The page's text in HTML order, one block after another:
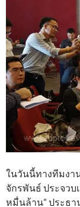
ในวันนี้ทางทีมงา
จักรพันธ์ ประจวบ
หมื่นล้าน” ประธา